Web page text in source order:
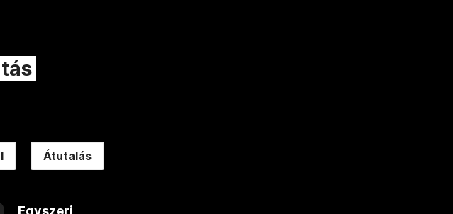
Átutalás
Egyszeri